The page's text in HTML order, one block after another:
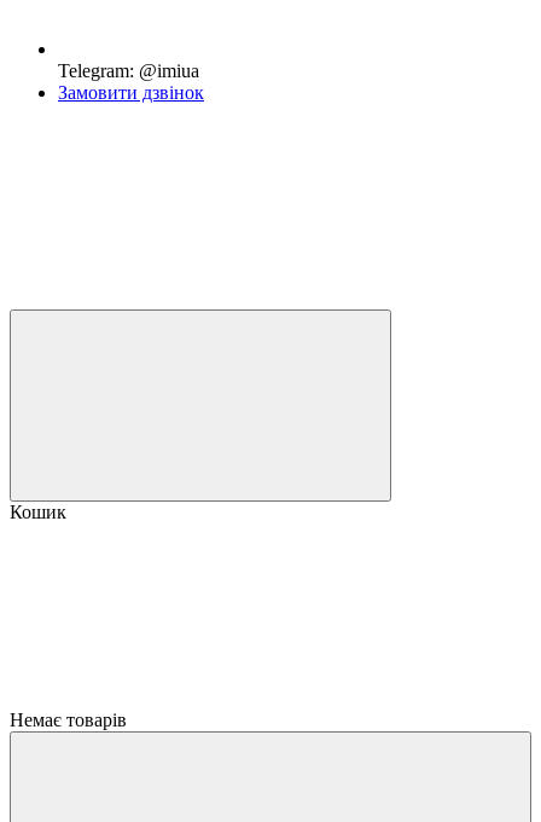
Telegram: @imiua
Замовити дзвінок
Кошик
Немає товарів